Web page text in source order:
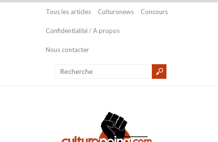
Tous les articles Culturonews Concours
Confidentialité / A propos
Nous contacter